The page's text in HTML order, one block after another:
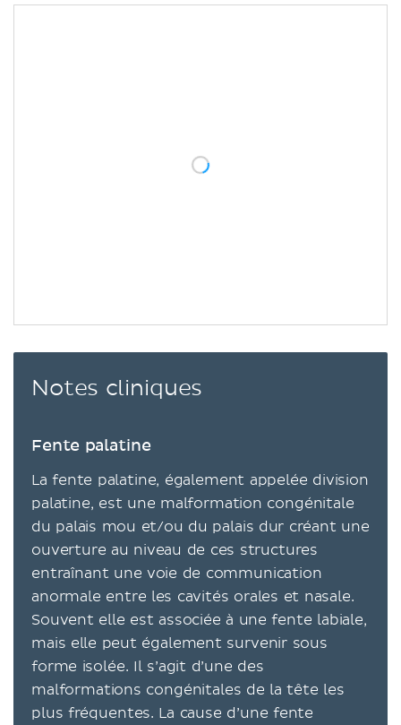
Notes cliniques
Fente palatine
La fente palatine, également appelée division
palatine, est une malformation congénitale
du palais mou et/ou du palais dur créant une
ouverture au niveau de ces structures
entraînant une voie de communication
anormale entre les cavités orales et nasale.
Souvent elle est associée à une fente labiale,
mais elle peut également survenir sous
forme isolée. Il s’agit d’une des
malformations congénitales de la tête les
plus fréquentes. La cause d’une fente